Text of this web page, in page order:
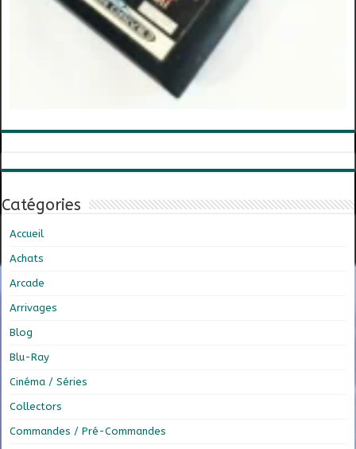
Catégories
Accueil
Achats
Arcade
Arrivages
Blog
Blu-Ray
Cinéma / Séries
Collectors
Commandes / Pré-Commandes